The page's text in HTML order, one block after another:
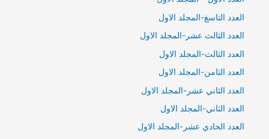
العدد التاسغ-المجلد الاول
العدد الثالث عشر-المجلد الاول
العدد الثالث-المجلد الاول
العدد الثامن-المجلد الاول
العدد الثاني عشر-المجلد الاول
العدد الثاني-المجلد الاول
العدد الحادي عشر-المجلد الاول